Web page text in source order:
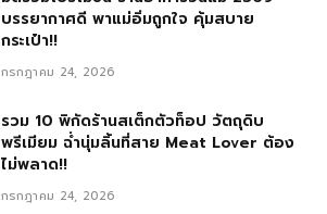
บรรยากาศดี พาแม่อิ่มถูกใจ คุ้มสบาย
กระเป๋า!!
กรกฎาคม 24, 2026
รวม 10 พิกัดร้านสเต็กตัวท็อป วัตถุดิบ
พรีเมียม ฉ่ำนุ่มลิ้นที่สาย Meat Lover ต้อง
ไม่พลาด!!
กรกฎาคม 24, 2026